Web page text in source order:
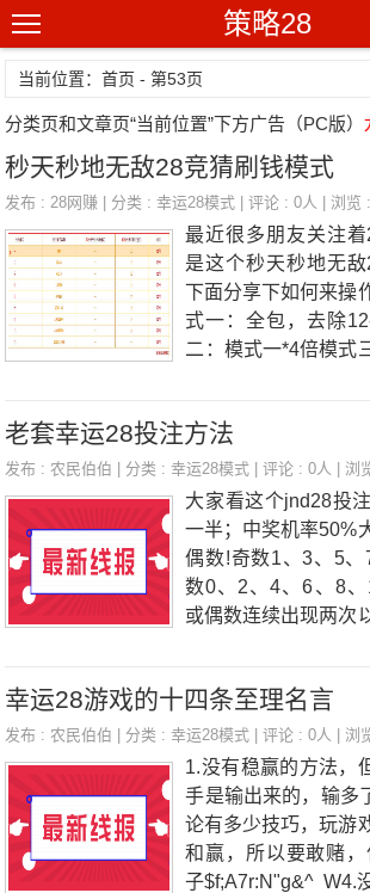
策略28
当前位置：首页 - 第53页
分类页和文章页“当前位置”下方广告（PC版）
秒天秒地无敌28竞猜刷钱模式
发布 :28网赚 | 分类 :幸运28模式 | 评论 : 0人 | 浏览
最近很多朋友关注
是这个秒天秒地无敌
下面分享下如何来操
式一：全包，去除
二：模式一*4倍模式
如下图，没那么本钱
利情况，不是太多，
多点，依然需要追加
时候真没想的那么容
觉得可以赢，就随意
元，心里有点不服气
脑子已经发热，沉思
意了，结果悲剧了，
又在测试一个新的模
老套幸运28投注方法
发布 :农民伯伯 | 分类 :幸运28模式 | 评论 : 0人 | 浏
大家看这个jnd28投
一半；中奖机率50%
偶数!奇数1、3、5
数0、2、4、6、8
或偶数连续出现两次
定）第二种：赢多输
先我们不能全部压，
们的分别投入是6是
3；9是6.6；10是5.5
7；13是6.9；14是
4；17是4.7；18是
2；21是2.3；22是
幸运28游戏的十四条至理名言
发布 :农民伯伯 | 分类 :幸运28模式 | 评论 : 0人 | 浏
1.没有稳赢的方法，
手是输出来的，输多
论有多少技巧，玩游
和赢，所以要敢赌
子$f;A7r:N"g&^ W4.